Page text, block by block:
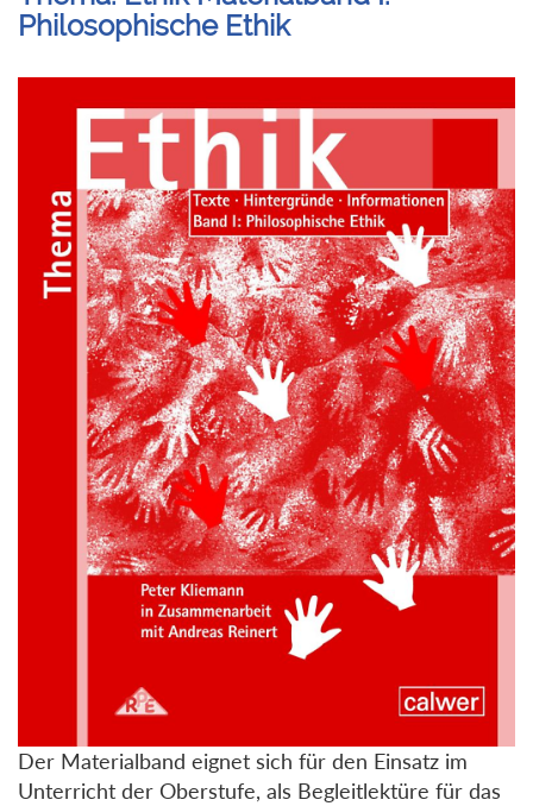
Philosophische Ethik
Der Materialband eignet sich für den Einsatz im
Unterricht der Oberstufe, als Begleitlektüre für das